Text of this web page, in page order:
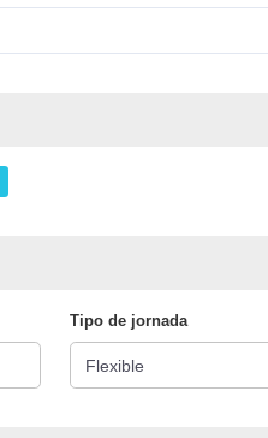
Tipo de jornada